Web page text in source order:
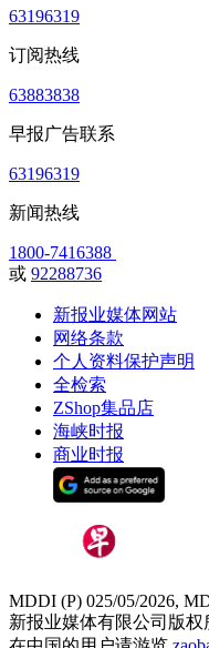
63196319
订阅热线
63883838
早报广告联系
63196319
新闻热线
1800-7416388
或 92288736
新报业媒体网站
网络条款
个人资料保护声明
全检索
ZShop集品店
海峡时报
商业时报
MDDI (P) 025/05/2026,
新报业媒体有限公司版权